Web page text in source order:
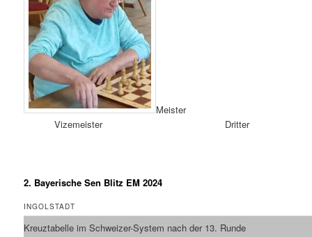
Meister
Vizemeister Dritter
2. Bayerische Sen Blitz EM 2024
INGOLSTADT
Kreuztabelle im Schweizer-System nach der 13. Runde